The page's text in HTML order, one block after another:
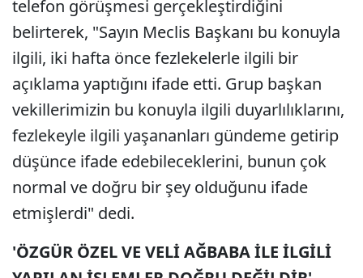
telefon görüşmesi gerçekleştirdiğini
belirterek, "Sayın Meclis Başkanı bu konuyla
ilgili, iki hafta önce fezlekelerle ilgili bir
açıklama yaptığını ifade etti. Grup başkan
vekillerimizin bu konuyla ilgili duyarlılıklarını,
fezlekeyle ilgili yaşananları gündeme getirip
düşünce ifade edebileceklerini, bunun çok
normal ve doğru bir şey olduğunu ifade
etmişlerdi" dedi.
'ÖZGÜR ÖZEL VE VELİ AĞBABA İLE İLGİLİ